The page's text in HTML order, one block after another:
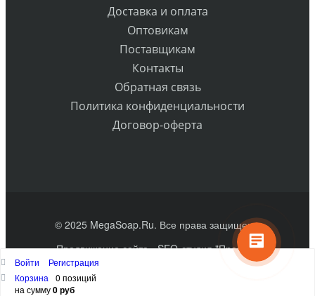
Доставка и оплата
Оптовикам
Поставщикам
Контакты
Обратная связь
Политика конфиденциальности
Договор-оферта
© 2025 MegaSoap.Ru. Все права защищены
Продвижение сайта- SEO-студия "Практик"
Войти
Регистрация
Корзина
0 позиций
на сумму0 руб